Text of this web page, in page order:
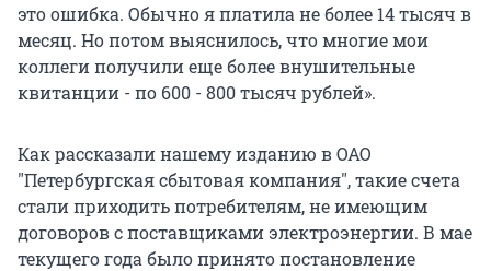
это ошибка. Обычно я платила не более 14 тысяч в
месяц. Но потом выяснилось, что многие мои
коллеги получили еще более внушительные
квитанции - по 600 - 800 тысяч рублей».
Как рассказали нашему изданию в ОАО
"Петербургская сбытовая компания", такие счета
стали приходить потребителям, не имеющим
договоров с поставщиками электроэнергии. В мае
текущего года было принято постановление